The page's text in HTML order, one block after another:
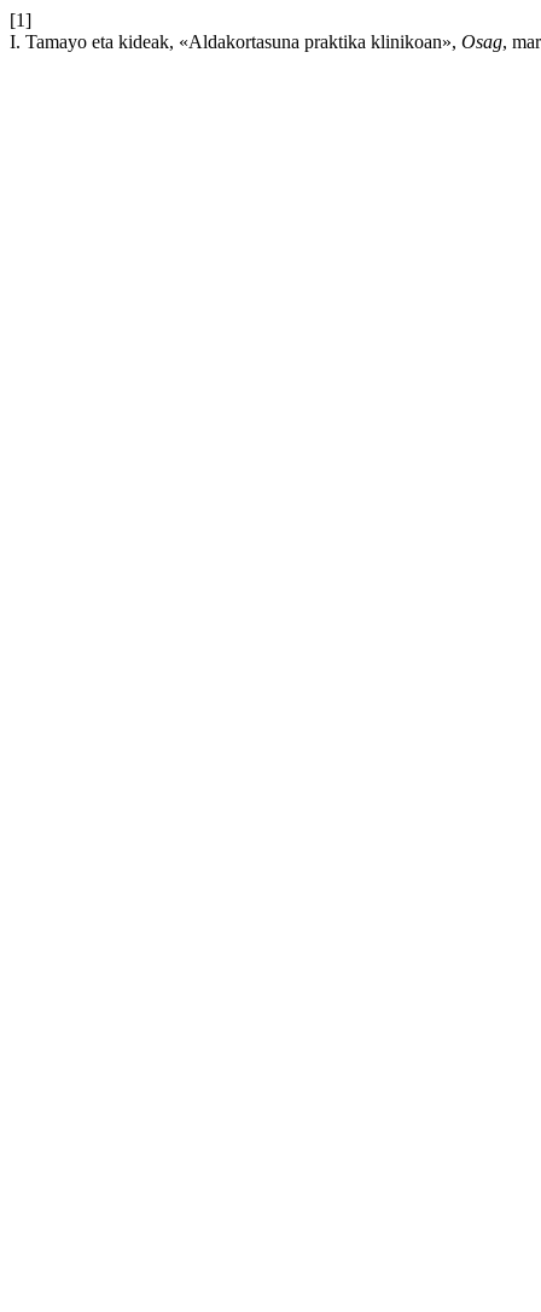
[1]
I. Tamayo eta kideak, «Aldakortasuna praktika klinikoan», Osag,